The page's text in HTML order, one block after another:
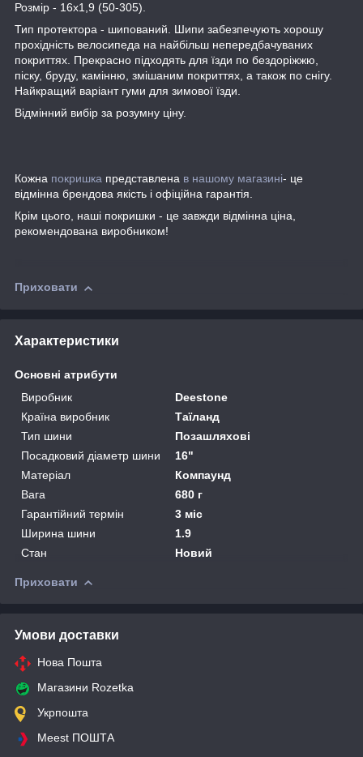
Розмір - 16х1,9 (50-305).
Тип протектора - шипований. Шипи забезпечують хорошу
прохідність велосипеда на найбільш непередбачуваних
покриттях. Прекрасно підходять для їзди по бездоріжжю,
піску, бруду, камінню, змішаним покриттях, а також по снігу.
Найкращий варіант гуми для зимової їзди.
Відмінний вибір за розумну ціну.
Кожна покришка представлена в нашому магазині- це
відмінна брендова якість і офіційна гарантія.
Крім цього, наші покришки - це завжди відмінна ціна,
рекомендована виробником!
Приховати
Характеристики
Основні атрибути
Виробник
Deestone
Країна виробник
Таїланд
Тип шини
Позашляхові
Посадковий діаметр шини
16"
Матеріал
Компаунд
Вага
680 г
Гарантійний термін
3 міс
Ширина шини
1.9
Стан
Новий
Приховати
Умови доставки
Нова Пошта
Магазини Rozetka
Укрпошта
Meest ПОШТА